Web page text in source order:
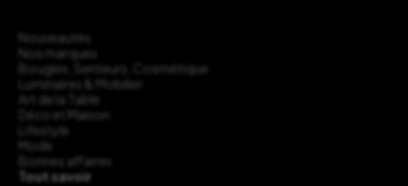
Nouveautés
Nos marques
Bougies, Senteurs, Cosmétique
Luminaires & Mobilier
Art de la Table
Déco et Maison
Lifestyle
Mode
Bonnes affaires
Tout savoir